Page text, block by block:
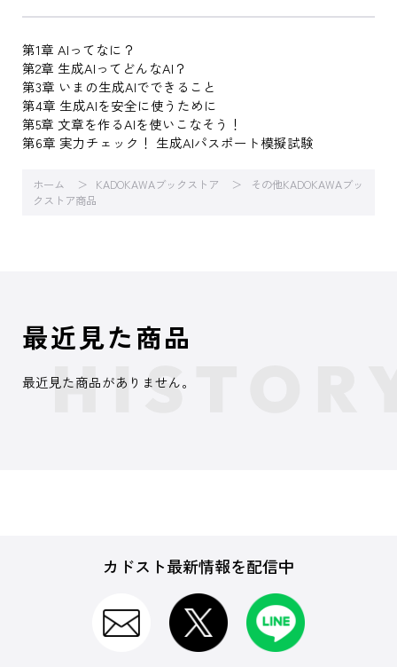
第1章 AIってなに？
第2章 生成AIってどんなAI？
第3章 いまの生成AIでできること
第4章 生成AIを安全に使うために
第5章 文章を作るAIを使いこなそう！
第6章 実力チェック！ 生成AIパスポート模擬試験
ホーム KADOKAWAブックストア
その他KADOKAWAブッ
クストア商品
最近見た商品
最近見た商品がありません。
カドスト最新情報を配信中